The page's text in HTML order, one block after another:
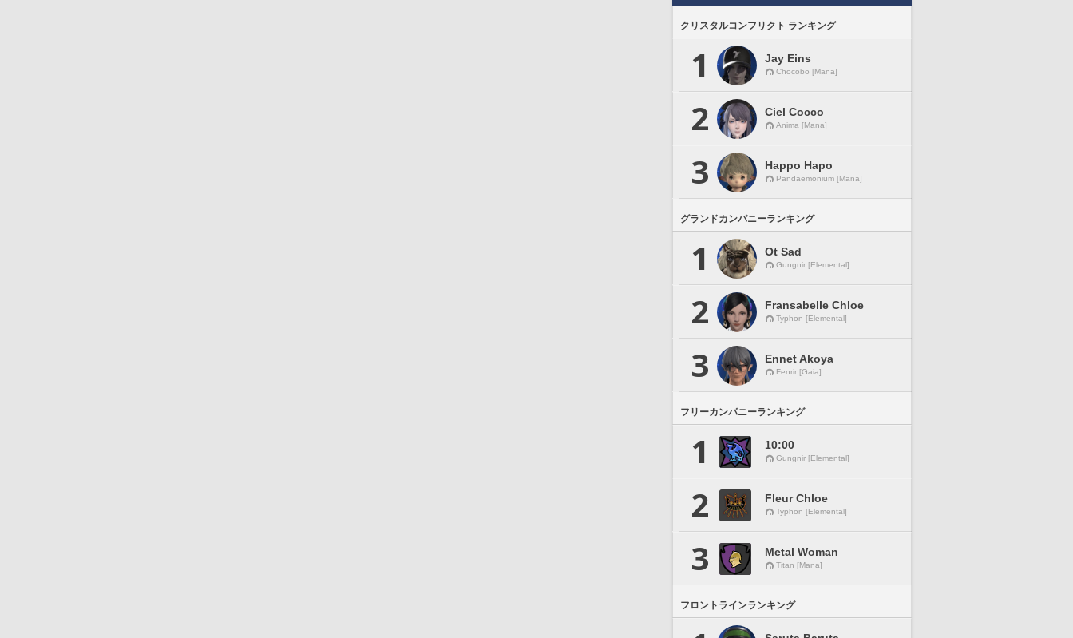
クリスタルコンフリクト ランキング
1 Jay Eins
Chocobo [Mana]
2 Ciel Cocco
Anima [Mana]
3 Happo Hapo
Pandaemonium [Mana]
グランドカンパニーランキング
1 Ot Sad
Gungnir [Elemental]
2 Fransabelle Chloe
Typhon [Elemental]
3 Ennet Akoya
Fenrir [Gaia]
フリーカンパニーランキング
1 10:00
Gungnir [Elemental]
2 Fleur Chloe
Typhon [Elemental]
3 Metal Woman
Titan [Mana]
フロントラインランキング